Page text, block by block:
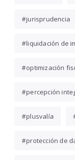
jurisprudencia
liquidación de
optimización
percepción
plusvalía
protección de